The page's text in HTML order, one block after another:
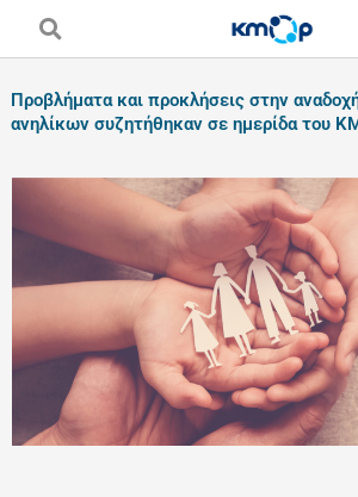
Προβλήματα και προκλήσεις στην
ανηλίκων συζητήθηκαν σε ημερίδα του